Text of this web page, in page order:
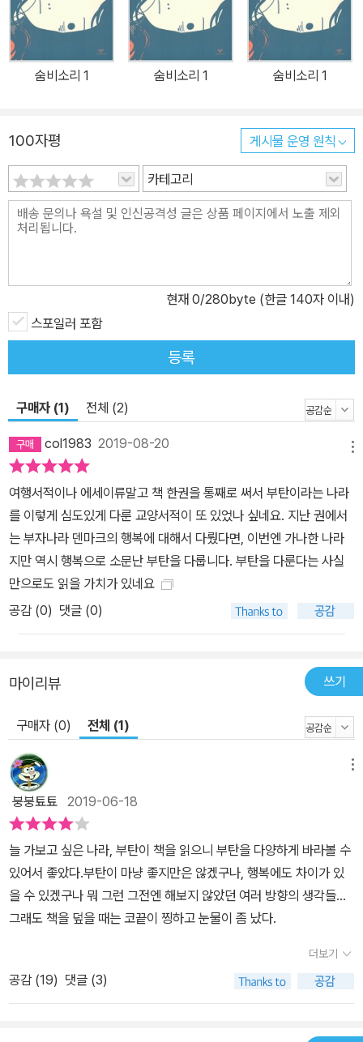
숨비소리 1 숨비소리 1 숨비소리 1
100자평 게시물 운영 원칙
카테고리
현재 0/280byte (한글 140자 이내)
스포일러 포함
등록
구매자 (1) 전체 (2)
col1983 2019-08-20
여행서적이나 에세이류말고 책 한권을 통째로 써서 부탄이라는 나라
를 이렇게 심도있게 다룬 교양서적이 또 있었나 싶네요. 지난 권에서
는 부자나라 덴마크의 행복에 대해서 다뤘다면, 이번엔 가나한 나라
지만 역시 행복으로 소문난 부탄을 다룹니다. 부탄을 다룬다는 사실
만으로도 읽을 가치가 있네요
공감 (0) 댓글 (0)
마이리뷰 쓰기
구매자 (0) 전체 (1)
붕붕툐툐 2019-06-18
늘 가보고 싶은 나라, 부탄이 책을 읽으니 부탄을 다양하게 바라볼 수
있어서 좋았다.부탄이 마냥 좋지만은 않겠구나, 행복에도 차이가 있
을 수 있겠구나 뭐 그런 그전엔 해보지 않았던 여러 방향의 생각들...
그래도 책을 덮을 때는 코끝이 찡하고 눈물이 좀 났다.
더보기
공감 (19) 댓글 (3)